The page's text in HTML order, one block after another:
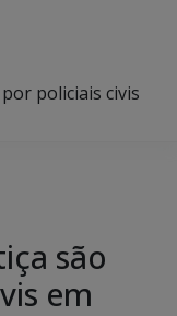
policiais civis
são
em